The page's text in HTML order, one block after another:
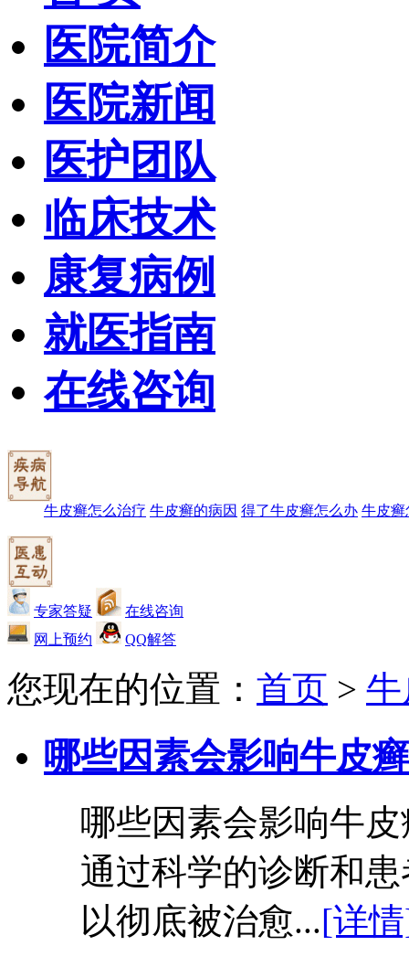
医院简介
医院新闻
医护团队
临床技术
康复病例
就医指南
在线咨询
牛皮癣怎么治疗 牛皮癣的病因 得了牛皮癣怎么办 牛皮癣
专家答疑
在线咨询
网上预约
QQ解答
您现在的位置： 首页 >
哪些因素会影响牛皮
哪些因素会影响牛
通过科学的诊断和
以彻底被治愈...[详